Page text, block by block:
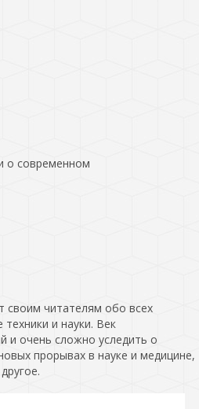
о современном
своим читателям обо всех
и науки. Век
и очень сложно уследить о
прорывах в науке и медицине,